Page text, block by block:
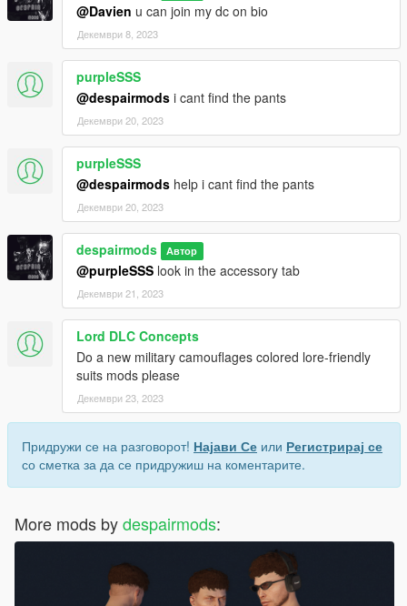
@Davien u can join my dc on bio
Декември 8, 2023
purpleSSS
@despairmods i cant find the pants
Декември 20, 2023
purpleSSS
@despairmods help i cant find the pants
Декември 20, 2023
despairmods Автор
@purpleSSS look in the accessory tab
Декември 21, 2023
Lord DLC Concepts
Do a new military camouflages colored lore-friendly
suits mods please
Декември 23, 2023
Придружи се на разговорот! Најави Се или Регистрирај се
со сметка за да се придружиш на коментарите.
More mods bydespairmods: